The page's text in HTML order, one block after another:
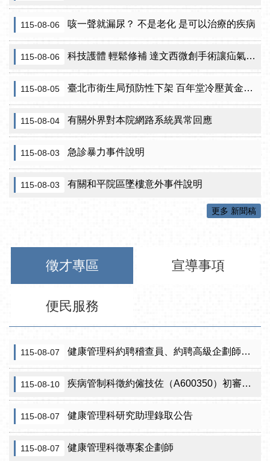
115-08-06 咳一聲就漏尿？ 不是老化 是可以治療的疾病
115-08-06 科技護體 輕鬆修補 達文西微創手術讓疝氣治療更精準
115-08-05 臺北市衛生局預防性下架 百年堂冷壓黃金苦茶油產品
115-08-04 有關外界對本院網路系統異常回應
115-08-03 急診暴力事件說明
115-08-03 有關和平院區墜樓意外事件說明
更多 新聞稿
徵才專區 宣導事項
便民服務
115-08-07 健康管理科約聘稽查員、約聘高級企劃師之初審合格名單暨甄試公告
115-08-10 疾病管制科徵約僱技佐（A600350）初審公告
115-08-07 健康管理科研究助理錄取公告
115-08-07 健康管理科徵專案企劃師